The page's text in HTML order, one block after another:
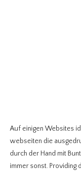
Auf einigen Websites
webseiten die
durch der Hand mit
immer sonst. Providing